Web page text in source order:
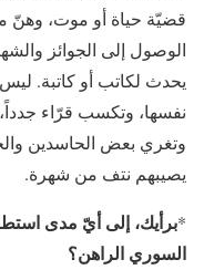
قضيّة حياة أو موت،
الوصول إلى الجوائز
يحدث لكاتب أو كاتبة.
نفسها، وتكسب قرّاء
وتغري بعض الحاسدين
يصيبهم نتف من شهرة.
*برأيك، إلى أيّ مدى
السوري الراهن؟